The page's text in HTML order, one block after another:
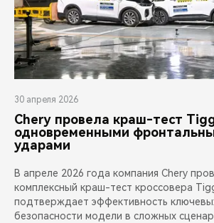
30 апреля 2026
Chery провела краш-тест
одновременными
ударами
В апреле 2026 года компания Chery
комплексный краш-тест кроссовера
подтверждает эффективность
безопасности модели в сложных